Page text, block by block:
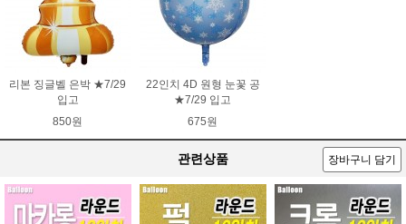
리본 징글벨 은박 ★7/29
입고
850원
22인치 4D 원형 눈꽃 공
★7/29 입고
675원
관련상품 장바구니 담기